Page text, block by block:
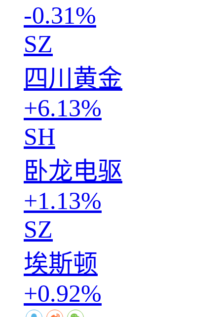
-0.31%
SZ
四川黄金
+6.13%
SH
卧龙电驱
+1.13%
SZ
埃斯顿
+0.92%